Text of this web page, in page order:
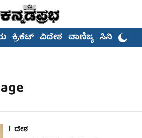
ಕ್ರಿಕೆಟ್ ವಿದೇಶ ವಾಣಿಜ್ಯ ಸಿನಿಮಾ
ದೇಶ